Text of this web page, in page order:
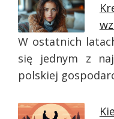
W ostatnich
się jednym z
polskiej